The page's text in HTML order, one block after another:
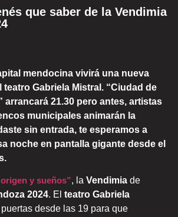
que saber de la Vendimia
mendocina vivirá una nueva
Gabriela Mistral. “Ciudad de
arrancará 21.30 pero antes, artistas
municipales animarán la
sin entrada, te esperamos a
noche en pantalla gigante desde el
y sueños”, la Vendimia de
2024. El teatro Gabriela
desde las 19 para que